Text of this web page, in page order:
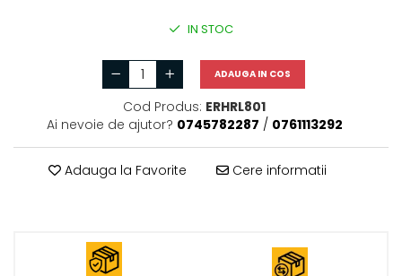
IN STOC
ADAUGA IN COS
Cod Produs: ERHRL801
Ai nevoie de ajutor? 0745782287 / 0761113292
Adauga la Favorite Cere informatii